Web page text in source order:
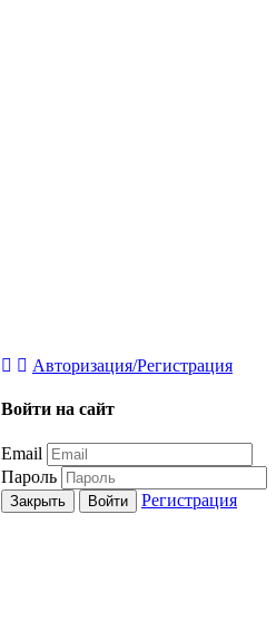
Авторизация/Регистрация
Войти на сайт
Email
Пароль
Закрыть Войти Регистрация